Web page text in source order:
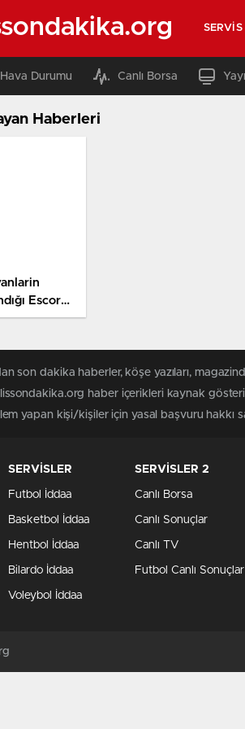
SERVIS
Hava Durumu Canlı Borsa
Haberleri
Escort
son dakika haberler, köşe yazıları,
haber içerikleri kaynak
yapan kişi/kişiler için yasal başvuru
SERVİSLER
Futbol İddaa
Basketbol İddaa
Hentbol İddaa
Bilardo İddaa
Voleybol İddaa
SERVİSLER 2
Canlı Borsa
Canlı Sonuçlar
Canlı TV
Futbol Canlı Sonuçlar